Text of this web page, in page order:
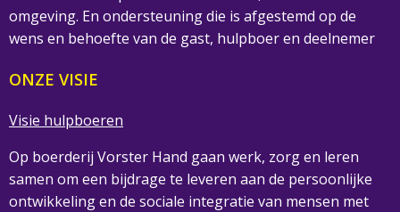
omgeving. En ondersteuning die is afgestemd op de
wens en behoefte van de gast, hulpboer en deelnemer
ONZE VISIE
Visie hulpboeren
Op boerderij Vorster Hand gaan werk, zorg en leren
samen om een bijdrage te leveren aan de persoonlijke
ontwikkeling en de sociale integratie van mensen met